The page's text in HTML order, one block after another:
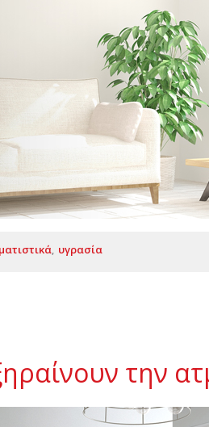
υγρασία
την